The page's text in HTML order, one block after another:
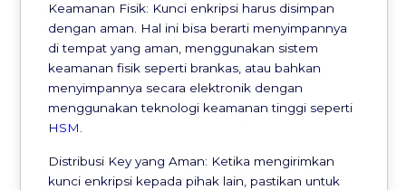
Keamanan Fisik: Kunci enkripsi harus disimpan
dengan aman. Hal ini bisa berarti menyimpannya
di tempat yang aman, menggunakan sistem
keamanan fisik seperti brankas, atau bahkan
menyimpannya secara elektronik dengan
menggunakan teknologi keamanan tinggi seperti
HSM
Distribusi Key yang Aman: Ketika mengirimkan
kunci enkripsi kepada pihak lain, pastikan untuk